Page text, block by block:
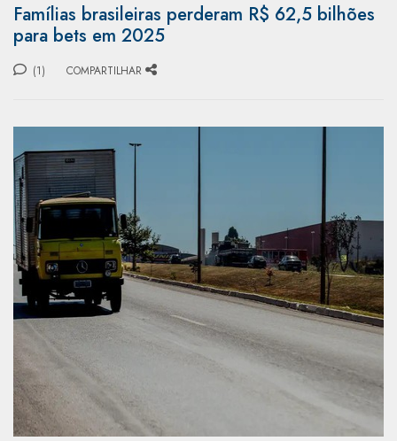
Famílias brasileiras perderam R$ 62,5 bilhões
para bets em 2025
(1) COMPARTILHAR